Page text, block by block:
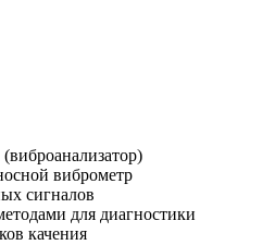
виброметр
сигналов
для диагностики
качения